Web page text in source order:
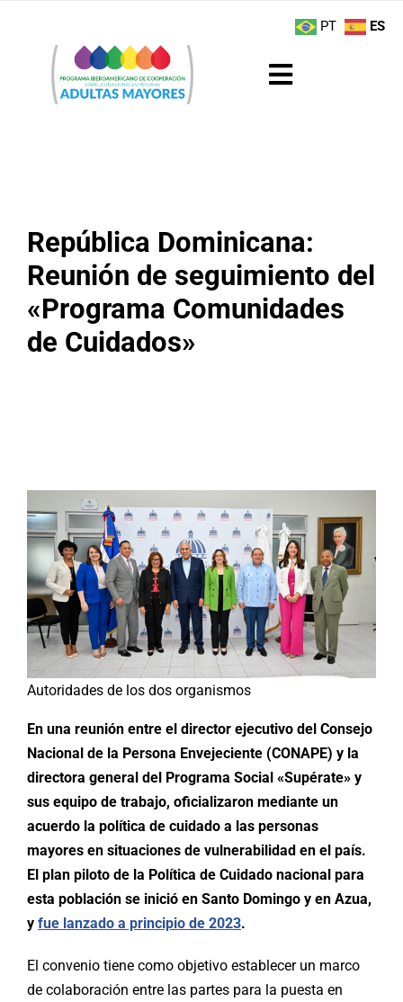
contenido
Toggle
Actividades
Boletín
Buenas Prácticas
República Dominicana:
Reunión de seguimiento del
«Programa Comunidades
de Cuidados»
Autoridades de los dos organismos
En una reunión entre el director ejecutivo del Consejo
Nacional de la Persona Envejeciente (CONAPE) y la
directora general del Programa Social «Supérate» y
sus equipo de trabajo, oficializaron mediante un
acuerdo la política de cuidado a las personas
mayores en situaciones de vulnerabilidad en el país.
El plan piloto de la Política de Cuidado nacional para
esta población se inició en Santo Domingo y en Azua,
y fue lanzado a principio de 2023.
El convenio tiene como objetivo establecer un marco
de colaboración entre las partes para la puesta en
PT ES